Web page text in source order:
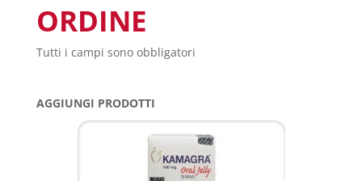
ORDINE
Tutti i campi sono obbligatori
AGGIUNGI PRODOTTI